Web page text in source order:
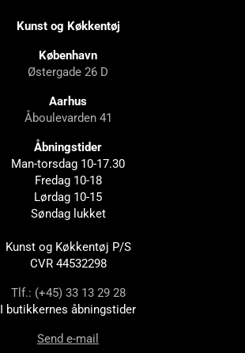
Kunst og Køkkentøj
København
Østergade 26 D
Aarhus
Åboulevarden 41
Åbningstider
Man-torsdag 10-17.30
Fredag 10-18
Lørdag 10-15
Søndag lukket
Kunst og Køkkentøj P/S
CVR 44532298
Tlf.: (+45) 33 13 29 28
I butikkernes åbningstider
Send e-mail